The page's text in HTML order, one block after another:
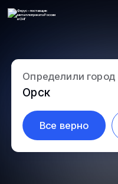
Определили город
Орск
Все верно
5.2-155